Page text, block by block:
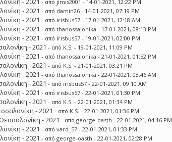
- από jimis2001 - 14-01-2021, 12:22 PM
- 2021 - από damin26 - 14-01-2021, 07:19 PM
- 2021 - από irisbus57 - 17-01-2021, 12:18 AM
- 2021 - απόthanossalonika - 17-01-2021, 08:13 PM
- 2021 - από irisbus57 - 19-01-2021, 02:00 PM
- 2021 - από K.S. - 19-01-2021, 11:09 PM
- 2021 - απόthanossalonika - 21-01-2021, 01:52 PM
- 2021 - από K.S. - 21-01-2021, 03:21 PM
- 2021 - απόthanossalonika - 22-01-2021, 08:46 AM
- 2021 - από irisbus57 - 22-01-2021, 09:10 AM
- 2021 - από irisbus57 - 22-01-2021, 01:30 PM
- 2021 - από K.S. - 22-01-2021, 01:34 PM
- 2021 - από K.S. - 22-01-2021, 01:36 PM
- 2021 - απόgeorge-oasth - 22-01-2021, 04:16 PM
- 2021 - απόvard_57 - 22-01-2021, 01:33 PM
- 2021 - απόgeorge-oasth - 22-01-2021, 02:28 PM